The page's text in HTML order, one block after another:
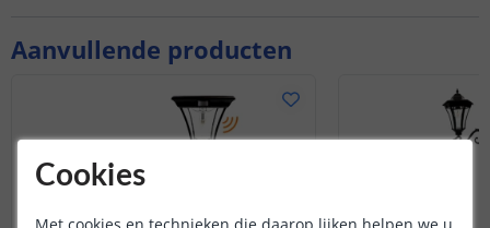
Aanvullende producten
Cookies
Met cookies en technieken die daarop lijken helpen we u